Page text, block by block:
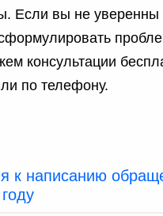
Если вы не уверенны
консультации
по телефону.
к написанию